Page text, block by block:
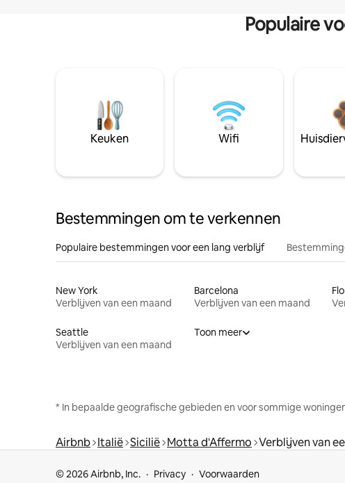
Populaire
Keuken Wifi
Bestemmingen om te verkennen
Populaire bestemmingen voor een lang verblijf
New York
Verblijven van een maand
Barcelona
Verblijven van een maand
Seattle
Verblijven van een maand
Toon meer
* In bepaalde geografische gebieden en voor sommige
Airbnb Italië Sicilië Motta d'Affermo Verblijven van
© 2026 Airbnb, Inc. Privacy Voorwaarden